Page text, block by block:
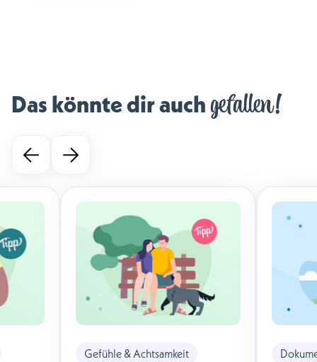
Das könnte dir auch gefallen!
Gefühle & Achtsamkeit